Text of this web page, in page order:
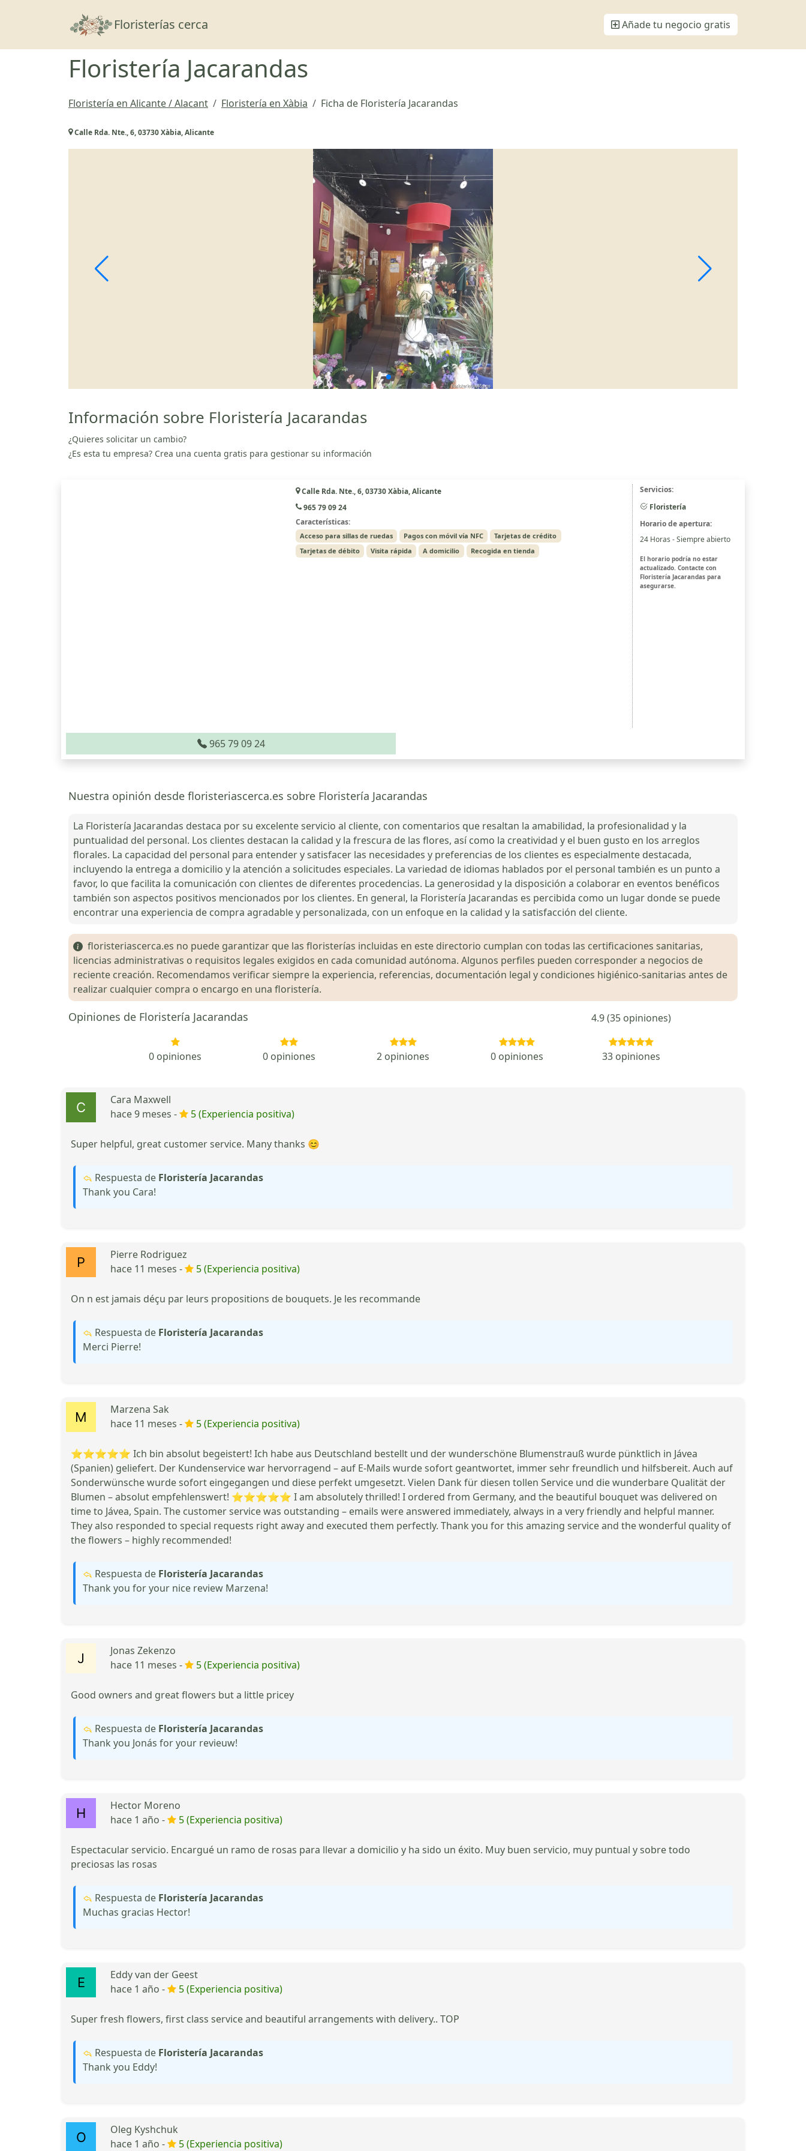
Floristerías cerca Añade tu negocio gratis
Floristería Jacarandas
Floristería en Alicante / Alacant Floristería en Xàbia Ficha de Floristería Jacarandas
Calle Rda. Nte., 6, 03730 Xàbia, Alicante
Información sobre Floristería Jacarandas
¿Quieres solicitar un cambio?
¿Es esta tu empresa? Crea una cuenta gratis para gestionar su información
Calle Rda. Nte., 6, 03730 Xàbia, Alicante
965 79 09 24
Características:
Acceso para sillas de ruedas Pagos con móvil vía NFC
Tarjetas de crédito
Tarjetas de débito
Visita rápida A domicilio Recogida en tienda
Servicios:
Floristería
Horario de apertura:
24 Horas - Siempre abierto
El horario podría no estar
actualizado. Contacte con
Floristería Jacarandas para
asegurarse.
965 79 09 24
Nuestra opinión desde floristeriascerca.es sobre Floristería Jacarandas
La Floristería Jacarandas destaca por su excelente servicio al cliente, con comentarios que resaltan la amabilidad, la profesionalidad y la
puntualidad del personal. Los clientes destacan la calidad y la frescura de las flores, así como la creatividad y el buen gusto en los arreglos
florales. La capacidad del personal para entender y satisfacer las necesidades y preferencias de los clientes es especialmente destacada,
incluyendo la entrega a domicilio y la atención a solicitudes especiales. La variedad de idiomas hablados por el personal también es un punto a
favor, lo que facilita la comunicación con clientes de diferentes procedencias. La generosidad y la disposición a colaborar en eventos benéficos
también son aspectos positivos mencionados por los clientes. En general, la Floristería Jacarandas es percibida como un lugar donde se puede
encontrar una experiencia de compra agradable y personalizada, con un enfoque en la calidad y la satisfacción del cliente.
floristeriascerca.es no puede garantizar que las floristerías incluidas en este directorio cumplan con todas las certificaciones sanitarias,
licencias administrativas o requisitos legales exigidos en cada comunidad autónoma. Algunos perfiles pueden corresponder a negocios de
reciente creación. Recomendamos verificar siempre la experiencia, referencias, documentación legal y condiciones higiénico-sanitarias antes de
realizar cualquier compra o encargo en una floristería.
Opiniones de Floristería Jacarandas 4.9 (35 opiniones)
0 opiniones 0 opiniones 2 opiniones 0 opiniones 33 opiniones
Cara Maxwell
hace 9 meses -
5 (Experiencia positiva)
Super helpful, great customer service. Many thanks 😊
Respuesta de Floristería Jacarandas
Thank you Cara!
Pierre Rodriguez
hace 11 meses -
5 (Experiencia positiva)
On n est jamais déçu par leurs propositions de bouquets. Je les recommande
Respuesta de Floristería Jacarandas
Merci Pierre!
Marzena Sak
hace 11 meses -
5 (Experiencia positiva)
⭐⭐⭐⭐⭐ Ich bin absolut begeistert! Ich habe aus Deutschland bestellt und der wunderschöne Blumenstrauß wurde pünktlich in Jávea
(Spanien) geliefert. Der Kundenservice war hervorragend – auf E-Mails wurde sofort geantwortet, immer sehr freundlich und hilfsbereit. Auch auf
Sonderwünsche wurde sofort eingegangen und diese perfekt umgesetzt. Vielen Dank für diesen tollen Service und die wunderbare Qualität der
Blumen – absolut empfehlenswert! ⭐⭐⭐⭐⭐ I am absolutely thrilled! I ordered from Germany, and the beautiful bouquet was delivered on
time to Jávea, Spain. The customer service was outstanding – emails were answered immediately, always in a very friendly and helpful manner.
They also responded to special requests right away and executed them perfectly. Thank you for this amazing service and the wonderful quality of
the flowers – highly recommended!
Respuesta de Floristería Jacarandas
Thank you for your nice review Marzena!
Jonas Zekenzo
hace 11 meses -
5 (Experiencia positiva)
Good owners and great flowers but a little pricey
Respuesta de Floristería Jacarandas
Thank you Jonás for your revieuw!
Hector Moreno
hace 1 año -
5 (Experiencia positiva)
Espectacular servicio. Encargué un ramo de rosas para llevar a domicilio y ha sido un éxito. Muy buen servicio, muy puntual y sobre todo
preciosas las rosas
Respuesta de Floristería Jacarandas
Muchas gracias Hector!
Eddy van der Geest
hace 1 año -
5 (Experiencia positiva)
Super fresh flowers, first class service and beautiful arrangements with delivery.. TOP
Respuesta de Floristería Jacarandas
Thank you Eddy!
Oleg Kyshchuk
hace 1 año -
5 (Experiencia positiva)